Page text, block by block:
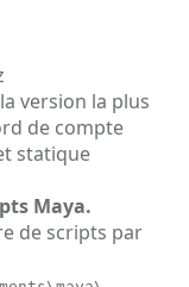
version la plus
de compte
statique
Maya.
de scripts par